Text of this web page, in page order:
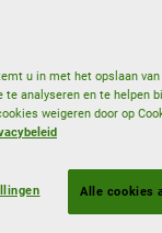
u in met het opslaan
analyseren en te helpen
weigeren door op
Alle cookies